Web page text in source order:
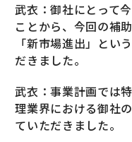
武衣：御社にとって
ことから、今回の補
「新市場進出」とい
だきました。
武衣：事業計画では
理業界における御社
ていただきました。